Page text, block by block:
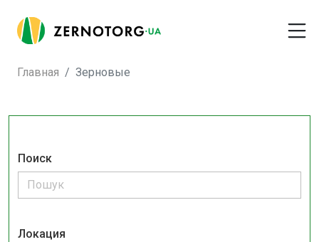
Главная Зерновые
Поиск
Локация